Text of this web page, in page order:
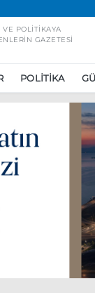
VE POLITIKAYA
GAZETESI
POLITIKA
Ünlü çift bir